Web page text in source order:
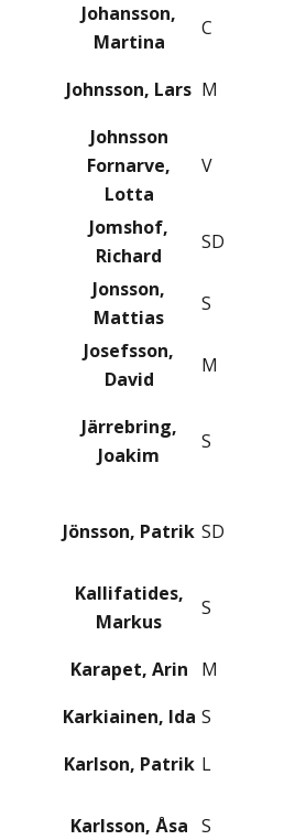
Johansson,
Martina
C
Johnsson, Lars M
Johnsson
Fornarve,
Lotta
V
Jomshof,
Richard
SD
Jonsson,
Mattias
S
Josefsson,
David
M
Järrebring,
Joakim
S
Jönsson, Patrik SD
Kallifatides,
Markus
S
Karapet, Arin M
Karkiainen, Ida S
Karlson, Patrik L
Karlsson, Åsa S